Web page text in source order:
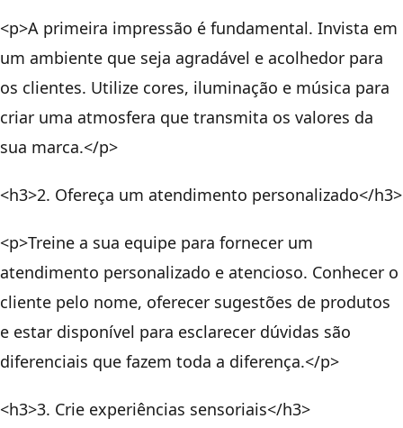
<p>A primeira impressão é fundamental. Invista em
um ambiente que seja agradável e acolhedor para
os clientes. Utilize cores, iluminação e música para
criar uma atmosfera que transmita os valores da
sua marca.</p>
<h3>2. Ofereça um atendimento personalizado</h3>
<p>Treine a sua equipe para fornecer um
atendimento personalizado e atencioso. Conhecer o
cliente pelo nome, oferecer sugestões de produtos
e estar disponível para esclarecer dúvidas são
diferenciais que fazem toda a diferença.</p>
<h3>3. Crie experiências sensoriais</h3>